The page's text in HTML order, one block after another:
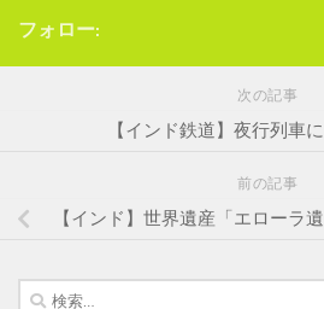
フォロー:
次の記事
【インド鉄道】夜行列車
前の記事
【インド】世界遺産「エローラ
検